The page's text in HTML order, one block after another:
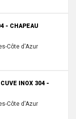
- CHAPEAU
Côte d'Azur
- 120 H
INOX 304 -
Côte d'Azur